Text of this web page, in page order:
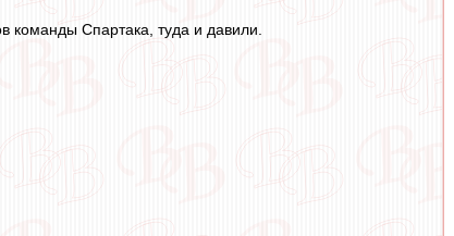
команды Спартака, туда и давили.